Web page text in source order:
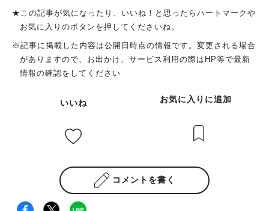
★この記事が気になったり、いいね！と思ったらハートマークや
お気に入りのボタンを押してくださいね。
※記事に掲載した内容は公開日時点の情報です。変更される場合
がありますので、お出かけ、サービス利用の際はHP等で最新
情報の確認をしてください
いいね お気に入りに追加
コメントを書く